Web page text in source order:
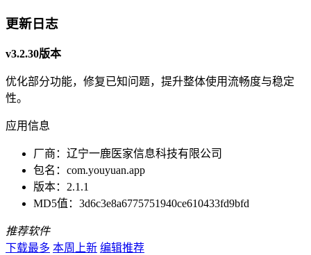
更新日志
v3.2.30版本
优化部分功能，修复已知问题，提升整体使用流畅度与稳定
性。
应用信息
厂商： 辽宁一鹿医家信息科技有限公司
包名： com.youyuan.app
版本： 2.1.1
MD5值： 3d6c3e8a6775751940ce610433fd9bfd
推荐软件
下载最多 本周上新 编辑推荐